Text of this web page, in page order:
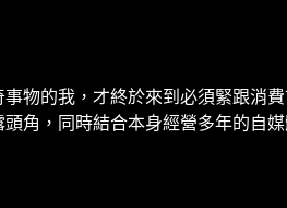
物的我，才終於來到必須緊跟消
角，同時結合本身經營多年的自